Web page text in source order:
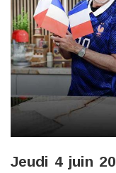
Jeudi 4 juin